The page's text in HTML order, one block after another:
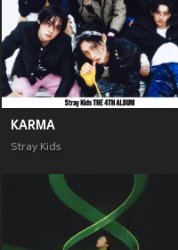
KARMA
Stray Kids